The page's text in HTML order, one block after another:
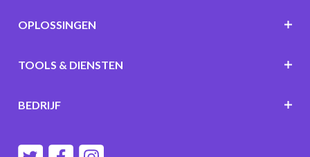
OPLOSSINGEN
TOOLS & DIENSTEN
BEDRIJF